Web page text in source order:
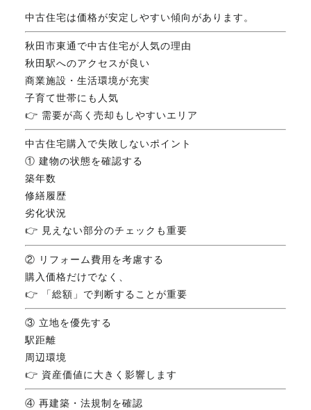
中古住宅は価格が安定しやすい傾向があります。
秋田市東通で中古住宅が人気の理由
秋田駅へのアクセスが良い
商業施設・生活環境が充実
子育て世帯にも人気
👉 需要が高く売却もしやすいエリア
中古住宅購入で失敗しないポイント
① 建物の状態を確認する
築年数
修繕履歴
劣化状況
👉 見えない部分のチェックも重要
② リフォーム費用を考慮する
購入価格だけでなく、
👉 「総額」で判断することが重要
③ 立地を優先する
駅距離
周辺環境
👉 資産価値に大きく影響します
④ 再建築・法規制を確認